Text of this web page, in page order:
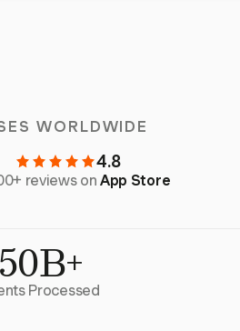
WORLDWIDE
4.8
reviews onApp Store
Processed